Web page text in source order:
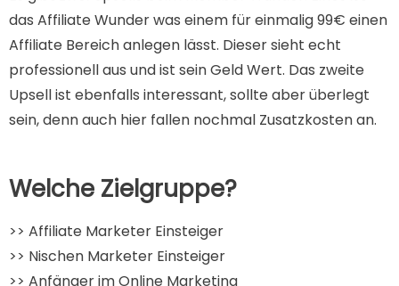
das Affiliate Wunder was einem für einmalig 99€ einen
Affiliate Bereich anlegen lässt. Dieser sieht echt
professionell aus und ist sein Geld Wert. Das zweite
Upsell ist ebenfalls interessant, sollte aber überlegt
sein, denn auch hier fallen nochmal Zusatzkosten an.
Welche Zielgruppe?
>> Affiliate Marketer Einsteiger
>> Nischen Marketer Einsteiger
>> Anfänger im Online Marketing